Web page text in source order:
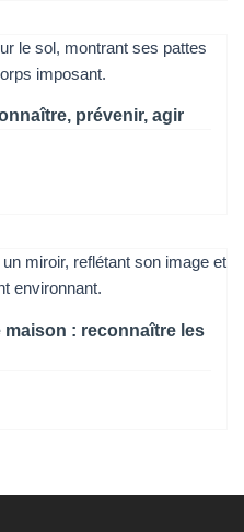
prévenir, agir
: reconnaître les